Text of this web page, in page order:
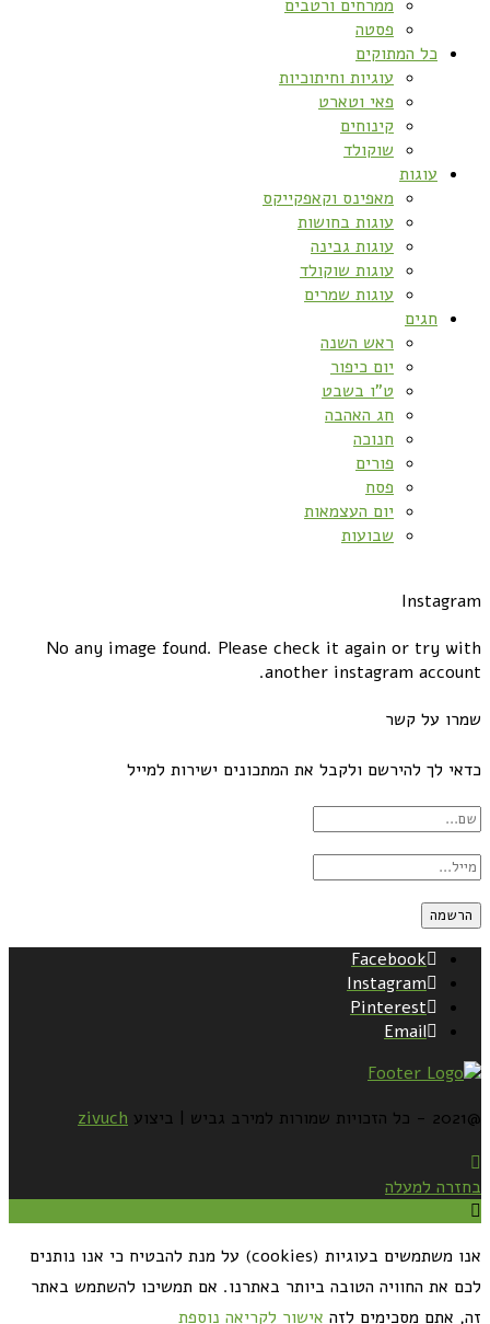
ממרחים ורטבים
פסטה
כל המתוקים
עוגיות וחיתוכיות
פאי וטארט
קינוחים
שוקולד
עוגות
מאפינס וקאפקייקס
עוגות בחושות
עוגות גבינה
עוגות שוקולד
עוגות שמרים
חגים
ראש השנה
יום כיפור
ט”ו בשבט
חג האהבה
חנוכה
פורים
פסח
יום העצמאות
שבועות
Instagram
No any image found. Please check it again or try with
another instagram account.
שמרו על קשר
כדאי לך להירשם ולקבל את המתכונים ישירות למייל
Facebook
Instagram
Pinterest
Email
@2021 - כל הזכויות שמורות למירב גביש | ביצוע zivuch
בחזרה למעלה
אנו משתמשים בעוגיות (cookies) על מנת להבטיח כי אנו נותנים
לכם את החוויה הטובה ביותר באתרנו. אם תמשיכו להשתמש באתר
זה, אתם מסכימים לזה אישור לקריאה נוספת